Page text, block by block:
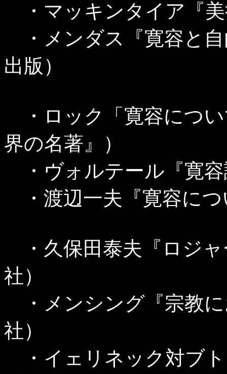
・マッキンタイア『
・メンダス『寛容と
出版）
・ロック「寛容につ
界の名著』）
・ヴォルテール『寛容
・渡辺一夫『寛容につ
・久保田泰夫『ロジ
社）
・メンシング『宗教
社）
・イェリネック対ブ